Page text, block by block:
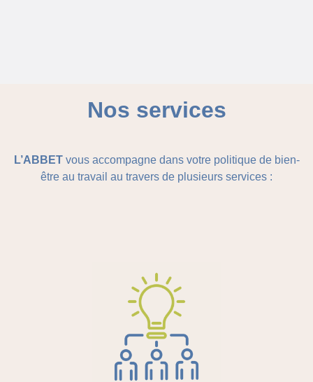
Nos services
L’ABBET vous accompagne dans votre politique de bien-
être au travail au travers de plusieurs services :